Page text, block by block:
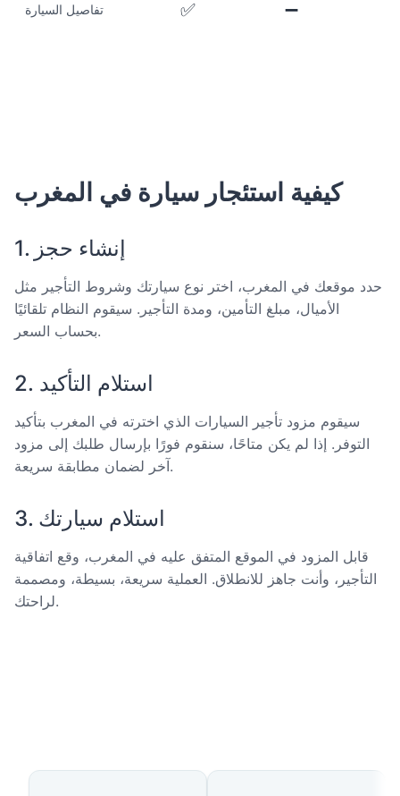
تفاصيل السيارة ✅ ➖
كيفية استئجار سيارة في المغرب
1. إنشاء حجز
حدد موقعك في المغرب، اختر نوع سيارتك وشروط التأجير مثل
الأميال، مبلغ التأمين، ومدة التأجير. سيقوم النظام تلقائيًا
بحساب السعر.
2. استلام التأكيد
سيقوم مزود تأجير السيارات الذي اخترته في المغرب بتأكيد
التوفر. إذا لم يكن متاحًا، سنقوم فورًا بإرسال طلبك إلى مزود
آخر لضمان مطابقة سريعة.
3. استلام سيارتك
قابل المزود في الموقع المتفق عليه في المغرب، وقع اتفاقية
التأجير، وأنت جاهز للانطلاق. العملية سريعة، بسيطة، ومصممة
لراحتك.